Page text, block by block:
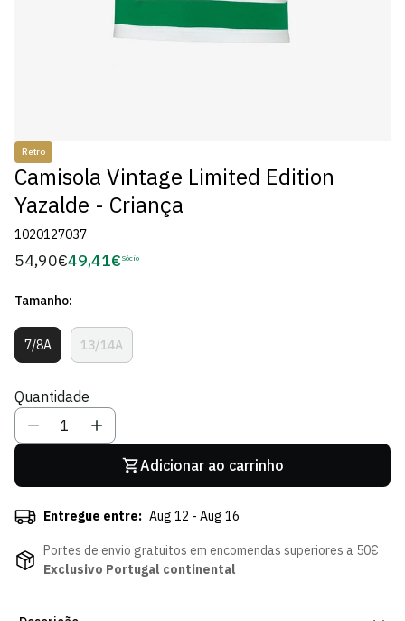
Retro
Camisola Vintage Limited Edition
Yazalde - Criança
1020127037
Preço
54,90€Preço
Sócio
49,41€ Sócio
Tamanho:
7/8AVariante
Esgotada
Indisponível
13/14AVariante
Esgotada
Quantidade
Adicionar ao carrinho
Entregue entre: Aug 12 - Aug 16
Portes de envio gratuitos em encomendas superiores a 50€
Exclusivo Portugal continental